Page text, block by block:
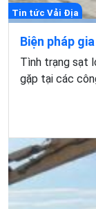
Tin tức Vải Địa
Biện pháp
Tình trạng sạt
gặp tại các